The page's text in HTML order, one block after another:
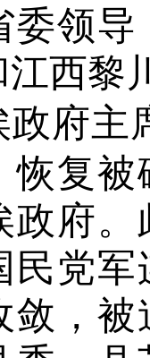
委领
江西黎
政府主
恢复
政府
民党
敛，